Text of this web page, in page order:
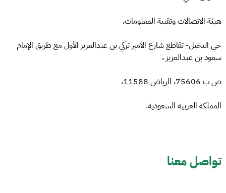
هيئة الاتصالات وتقنية المعلومات،
حي النخيل- تقاطع شارع الأمير تركي بن عبدالعزيز الأول مع طريق الإمام
سعود بن عبدالعزيز ،
ص ب 75606، الرياض 11588،
المملكة العربية السعودية.
تواصل معنا